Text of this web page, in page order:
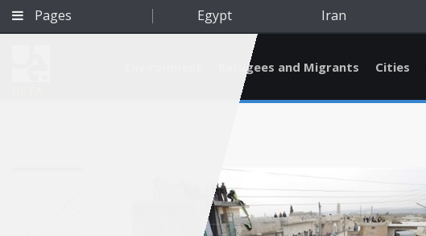
Pages Egypt Iran
Refugees and Migrants Cities